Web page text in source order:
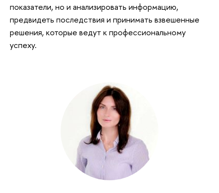
показатели, но и анализировать информацию,
предвидеть последствия и принимать взвешенные
решения, которые ведут к профессиональному
успеху.